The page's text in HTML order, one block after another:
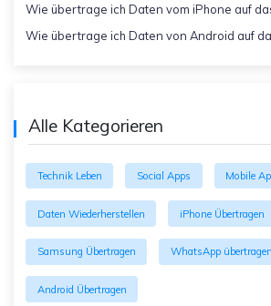
Wie übertrage ich Daten vom iPhone auf
Wie übertrage ich Daten von Android auf
Alle Kategorieren
Technik Leben Social Apps Mobile
Daten Wiederherstellen iPhone Übertragen
Samsung Übertragen WhatsApp übertragen
Android Übertragen